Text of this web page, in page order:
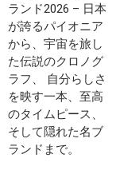
ランド2026 – 日本
が誇るパイオニア
から、宇宙を旅し
た伝説のクロノグ
ラフ、 自分らしさ
を映す一本、至高
のタイムピース、
そして隠れた名ブ
ランドまで。